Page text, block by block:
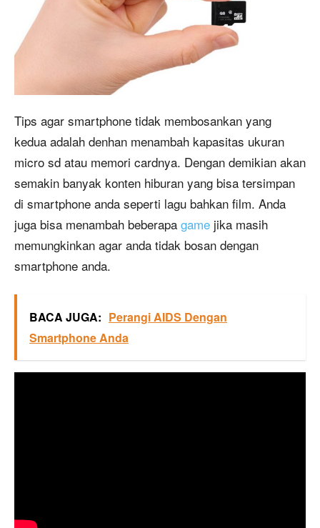
Tips agar smartphone tidak membosankan yang
kedua adalah denhan menambah kapasitas ukuran
micro sd atau memori cardnya. Dengan demikian akan
semakin banyak konten hiburan yang bisa tersimpan
di smartphone anda seperti lagu bahkan film. Anda
juga bisa menambah beberapa game jika masih
memungkinkan agar anda tidak bosan dengan
smartphone anda.
BACA JUGA: Perangi AIDS Dengan
Smartphone Anda